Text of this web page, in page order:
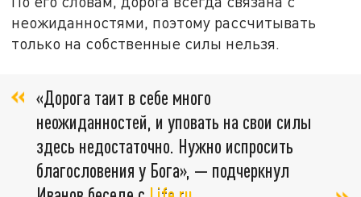
неожиданностями, поэтому рассчитывать
только на собственные силы нельзя.
«Дорога таит в себе много
неожиданностей, и уповать на свои силы
здесь недостаточно. Нужно испросить
благословения у Бога», — подчеркнул